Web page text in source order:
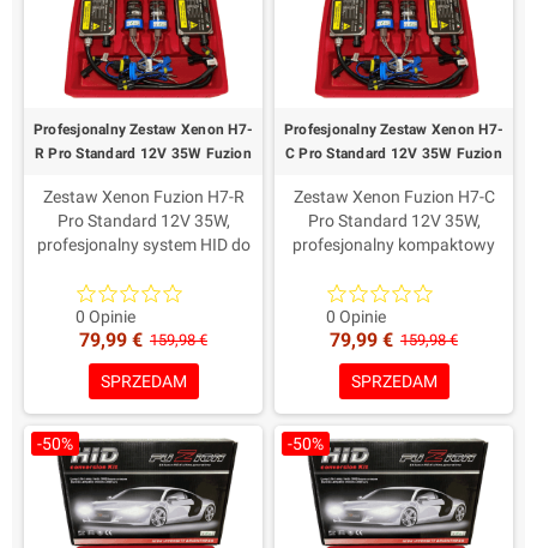
Gdzie wskazano na stronie produktu, profesjonalne przetwornice
Fuzion mają dożywotnią gwarancję. Lampy i inne komponenty
mają własne warunki gwarancji.
Przeczytaj nasz
kompletny poradnik Fuzion o zestawach Xenon
HIDalbo skontaktuj się z nami przed zakupem.
Fuzion przed i po zakupie.
Profesjonalny Zestaw Xenon H7-
R Pro Standard 12V 35W Fuzion
Zestaw Xenon Fuzion H7-R
Pro Standard 12V 35W,
profesjonalny system HID do
odbłyśnikowych z osłoniętymi
lampami XenPro+ H7-R i
nowoczesnymi
przetwornicami
Digital.Wybrane komponenty,
złącza AMP i dopracowane
przewody zapewniają
stabilność i
trwałość.Dożywotnia
gwarancja na przetwornice i 2
lata na lampy.
0 Opinie
79,99 € 159,98 €
SPRZEDAM
Profesjonalny Zestaw Xenon H7-
C Pro Standard 12V 35W Fuzion
Zestaw Xenon Fuzion H7-C
Pro Standard 12V 35W,
profesjonalny kompaktowy
reflektorów z ograniczoną
przestrzenią.Nowoczesne
przetwornice Digital 35W,
kompaktowe lampy XenPro+
H7-C, złącza AMP i wybrane
komponenty.Dożywotnia
gwarancja na przetwornice i 2
lata na lampy.
0 Opinie
79,99 € 159,98 €
SPRZEDAM
-50% -50%